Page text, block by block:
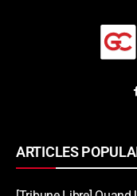
ARTICLES